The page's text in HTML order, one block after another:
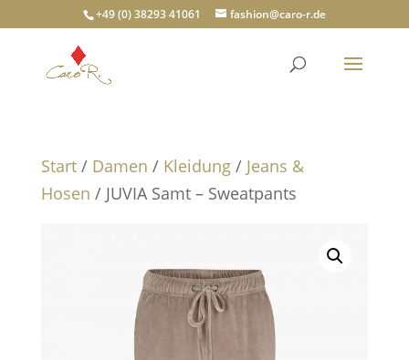
+49 (0) 38293 41061 fashion@caro-r.de
Start/ Damen / Kleidung/ Jeans &
Hosen / JUVIA Samt – Sweatpants